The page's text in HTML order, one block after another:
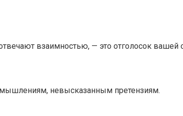
взаимностью, — это отголосок вашей
невысказанным претензиям.